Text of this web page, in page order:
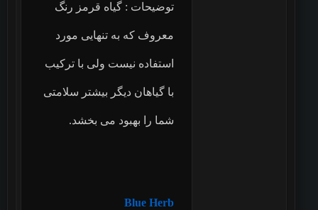
توضیحات : گیاه قرمز رنگ
معروف که به تنهایی مورد
استفاده نیست ولی با ترکیب
با گیاهان دیگر بیشتر سلامتی
شما را بهبود می بخشد.
Blue Herb